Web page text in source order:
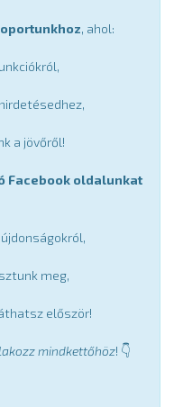
, ahol:
a jövőről!
Facebook oldalunkat
meg,
először!
mindkettőhöz! 👇